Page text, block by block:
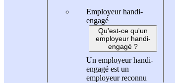
Employeur handi-
engagé
Qu'est-ce qu'un
employeur handi-
engagé ?
Un employeur handi-
engagé est un
employeur reconnu